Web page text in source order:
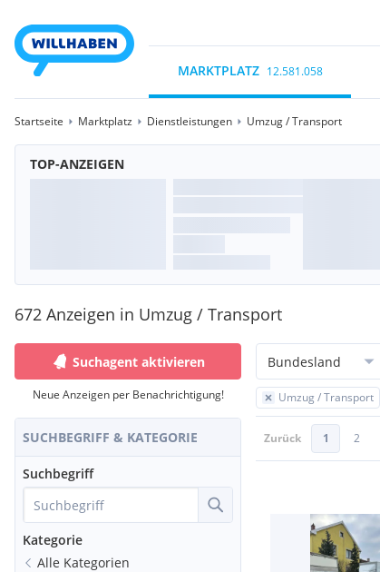
MARKTPLATZ 12.581.058
Startseite Marktplatz Dienstleistungen Umzug / Transport
TOP-ANZEIGEN
672 Anzeigen in Umzug / Transport
Suchagent aktivieren
Neue Anzeigen per Benachrichtigung!
SUCHBEGRIFF & KATEGORIE
Suchbegriff
Kategorie
Alle Kategorien
Bundesland
Umzug / Transport
Zurück 1 2